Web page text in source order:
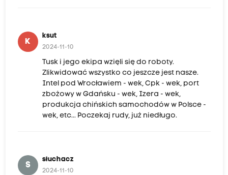
K
ksut
2024-11-10
Tusk i jego ekipa wzięli się do roboty.
Zlikwidować wszystko co jeszcze jest nasze.
Intel pod Wrocławiem - wek, Cpk - wek, port
zbożowy w Gdańsku - wek, Izera - wek,
produkcja chińskich samochodów w Polsce -
wek, etc... Poczekaj rudy, już niedługo.
S
słuchacz
2024-11-10